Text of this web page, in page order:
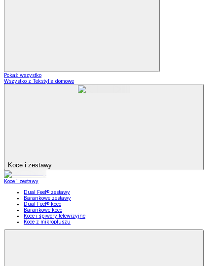
Pokaż wszystko
Wszystko z Tekstylia domowe
Koce i zestawy
Koce i zestawy
Dual Feel® zestawy
Barankowe zestawy
Dual Feel® koce
Barankowe koce
Koce i śpiwory telewizyjne
Koce z mikropluszu